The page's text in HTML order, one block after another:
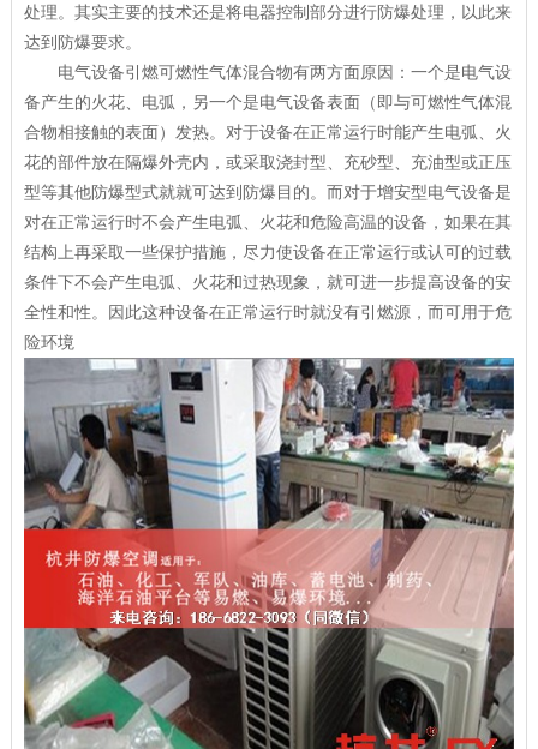
处理。其实主要的技术还是将电器控制部分进行防爆处理，以此来
达到防爆要求。
电气设备引燃可燃性气体混合物有两方面原因：一个是电气设
备产生的火花、电弧，另一个是电气设备表面（即与可燃性气体混
合物相接触的表面）发热。对于设备在正常运行时能产生电弧、火
花的部件放在隔爆外壳内，或采取浇封型、充砂型、充油型或正压
型等其他防爆型式就就可达到防爆目的。而对于增安型电气设备是
对在正常运行时不会产生电弧、火花和危险高温的设备，如果在其
结构上再采取一些保护措施，尽力使设备在正常运行或认可的过载
条件下不会产生电弧、火花和过热现象，就可进一步提高设备的安
全性和性。因此这种设备在正常运行时就没有引燃源，而可用于危
险环境